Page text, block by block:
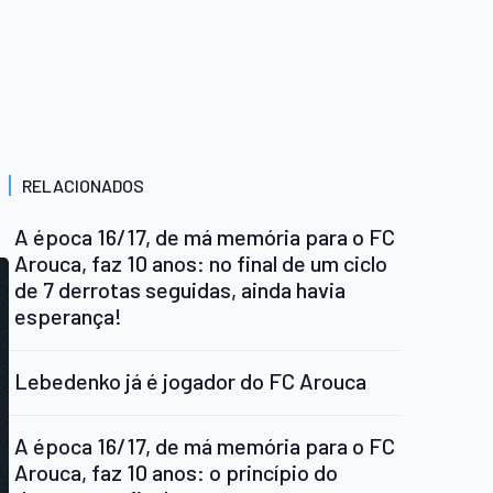
RELACIONADOS
A época 16/17, de má memória para o FC
Arouca, faz 10 anos: no final de um ciclo
de 7 derrotas seguidas, ainda havia
esperança!
Lebedenko já é jogador do FC Arouca
A época 16/17, de má memória para o FC
Arouca, faz 10 anos: o princípio do